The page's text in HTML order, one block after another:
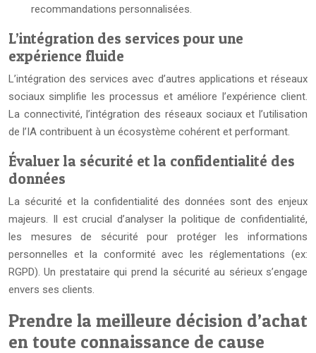
recommandations personnalisées.
L’intégration des services pour une
expérience fluide
L’intégration des services avec d’autres applications et réseaux
sociaux simplifie les processus et améliore l’expérience client.
La connectivité, l’intégration des réseaux sociaux et l’utilisation
de l’IA contribuent à un écosystème cohérent et performant.
Évaluer la sécurité et la confidentialité des
données
La sécurité et la confidentialité des données sont des enjeux
majeurs. Il est crucial d’analyser la politique de confidentialité,
les mesures de sécurité pour protéger les informations
personnelles et la conformité avec les réglementations (ex:
RGPD). Un prestataire qui prend la sécurité au sérieux s’engage
envers ses clients.
Prendre la meilleure décision d’achat
en toute connaissance de cause